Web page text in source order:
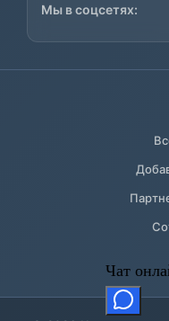
Мы в соцсетях: